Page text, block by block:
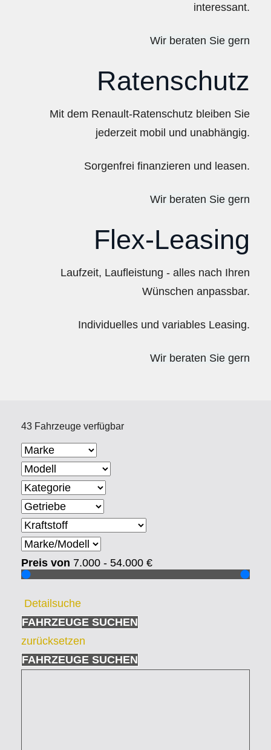
interessant.
Wir beraten Sie gern
Ratenschutz
Mit dem Renault-Ratenschutz bleiben Sie
jederzeit mobil und unabhängig.
Sorgenfrei finanzieren und leasen.
Wir beraten Sie gern
Flex-Leasing
Laufzeit, Laufleistung - alles nach Ihren
Wünschen anpassbar.
Individuelles und variables Leasing.
Wir beraten Sie gern
43 Fahrzeuge verfügbar
Preis von 7.000 - 54.000 €
Detailsuche
FAHRZEUGE SUCHEN
zurücksetzen
FAHRZEUGE SUCHEN